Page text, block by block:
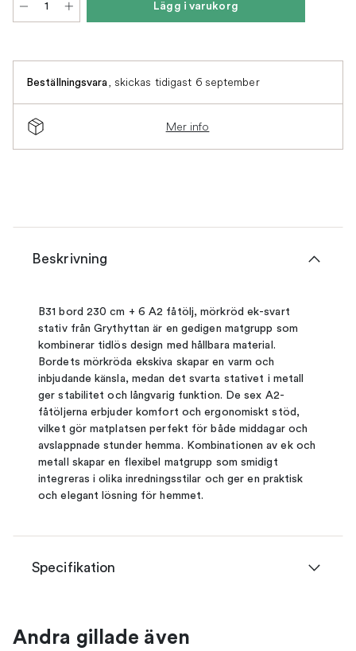
Lägg i varukorg
Beställningsvara, skickas tidigast 6 september
Mer info
Beskrivning
B31 bord 230 cm + 6 A2 fåtölj, mörkröd ek-svart
stativ från Grythyttan är en gedigen matgrupp som
kombinerar tidlös design med hållbara material.
Bordets mörkröda ekskiva skapar en varm och
inbjudande känsla, medan det svarta stativet i metall
ger stabilitet och långvarig funktion. De sex A2-
fåtöljerna erbjuder komfort och ergonomiskt stöd,
vilket gör matplatsen perfekt för både middagar och
avslappnade stunder hemma. Kombinationen av ek och
metall skapar en flexibel matgrupp som smidigt
integreras i olika inredningsstilar och ger en praktisk
och elegant lösning för hemmet.
Specifikation
Andra gillade även